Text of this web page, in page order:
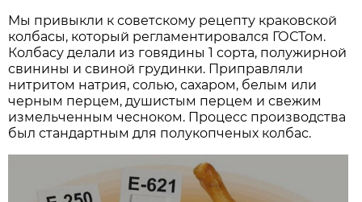
Мы привыкли к советскому рецепту краковской
колбасы, который регламентировался ГОСТом.
Колбасу делали из говядины 1 сорта, полужирной
свинины и свиной грудинки. Приправляли
нитритом натрия, солью, сахаром, белым или
черным перцем, душистым перцем и свежим
измельченным чесноком. Процесс производства
был стандартным для полукопченых колбас.